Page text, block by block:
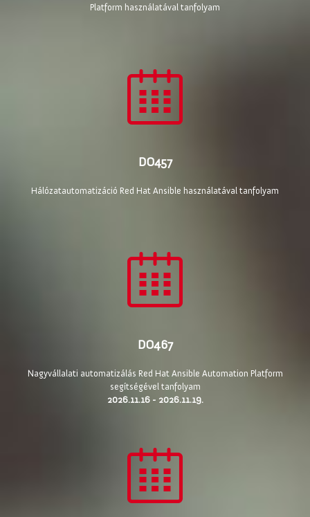
Platform használatával tanfolyam
DO457
Hálózatautomatizáció Red Hat Ansible használatával tanfolyam
DO467
Nagyvállalati automatizálás Red Hat Ansible Automation Platform
segítségével tanfolyam
2026.11.16 - 2026.11.19.